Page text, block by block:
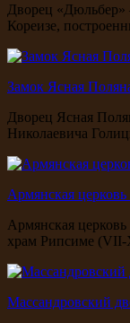
Дворец
Кореизе,
Замок Ясная
Дворец Ясная
Николаевича
Армянская
Армянская
храм Рипсиме
Массандровский